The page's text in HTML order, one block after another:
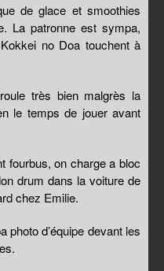
de glace et smoothies
La patronne est sympa,
no Doa touchent à
très bien malgrès la
le temps de jouer avant
fourbus, on charge a bloc
drum dans la voiture de
chez Emilie.
photo d’équipe devant les